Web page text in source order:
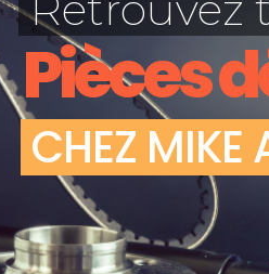
Flexible de frein
Huile de frein
Mâchoires de frein
Jeu de plaquettes de frein
Pièces
CHEZ MIKE